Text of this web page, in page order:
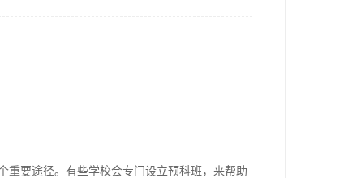
重要途径。有些学校会专门设立预科班，来帮助